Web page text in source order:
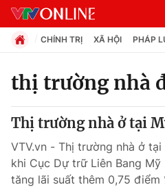
Chuyên mục
Xã hội
CHÍNH TRỊ XÃ HỘI PHÁP
thị trường nhà
Thị trường nhà ở tại
VTV.vn - Thị trường nhà ở
khi Cục Dự trữ Liên Bang
tăng lãi suất thêm 0,75 điểm